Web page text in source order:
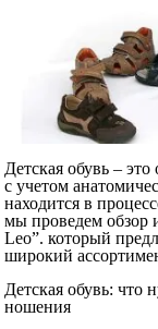
Детская обувь – это
с учетом
находится в
мы проведем обзор
Leo”. который
широкий
Детская обувь: что
ношения